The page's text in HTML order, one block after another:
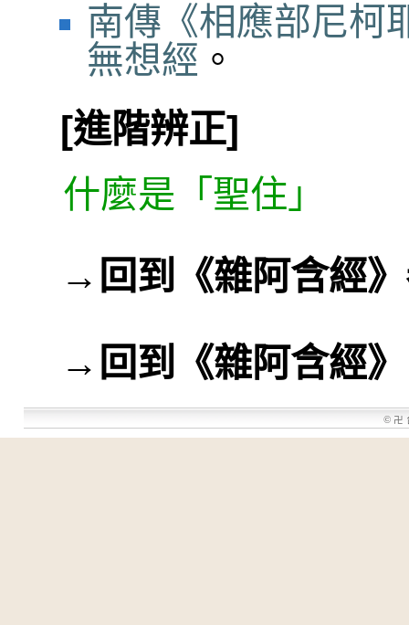
南傳《相應部尼柯
無想經 。
[進階辨正]
什麼是「聖住」
→ 回到《雜阿含經
→ 回到《雜阿含經》
© 卍